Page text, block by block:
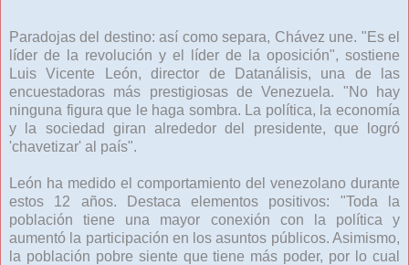
Paradojas del destino: así como separa, Chávez une. "Es el
líder de la revolución y el líder de la oposición", sostiene
Luis Vicente León, director de Datanálisis, una de las
encuestadoras más prestigiosas de Venezuela. "No hay
ninguna figura que le haga sombra. La política, la economía
y la sociedad giran alrededor del presidente, que logró
'chavetizar' al país".
León ha medido el comportamiento del venezolano durante
estos 12 años. Destaca elementos positivos: "Toda la
población tiene una mayor conexión con la política y
aumentó la participación en los asuntos públicos. Asimismo,
la población pobre siente que tiene más poder, por lo cual